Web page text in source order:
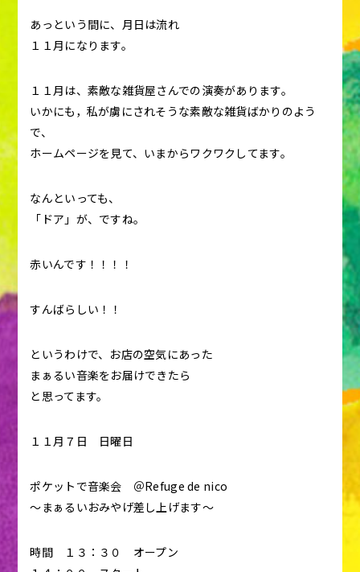
あっという間に、月日は流れ
１１月になります。
１１月は、素敵な雑貨屋さんでの演奏があります。
いかにも，私が虜にされそうな素敵な雑貨ばかりのよう
で、
ホームページを見て、いまからワクワクしてます。
なんといっても、
「ドア」が、ですね。
赤いんです！！！！
すんばらしい！！
というわけで、お店の空気にあった
まぁるい音楽をお届けできたら
と思ってます。
１１月７日 日曜日
ポケットで音楽会 ＠Refuge de nico
〜まぁるいおみやげ差し上げます〜
時間 １３：３０ オープン